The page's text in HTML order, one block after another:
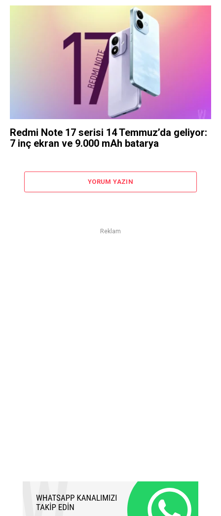
Redmi Note 17 serisi 14 Temmuz’da geliyor:
7 inç ekran ve 9.000 mAh batarya
YORUM YAZIN
Reklam